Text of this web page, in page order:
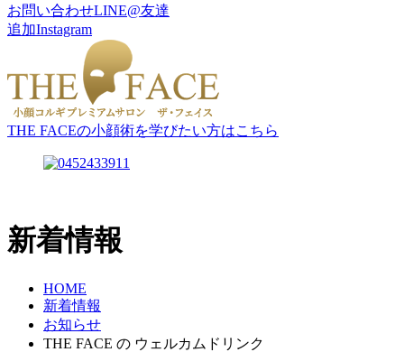
お問い合わせLINE@友達
追加Instagram
THE FACEの小顔術を学びたい方はこちら
新着情報
HOME
新着情報
お知らせ
THE FACE の ウェルカムドリンク